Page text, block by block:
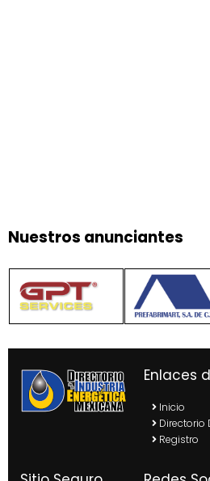
Nuestros anunciantes
Enlaces
Inicio
Directorio
Registro